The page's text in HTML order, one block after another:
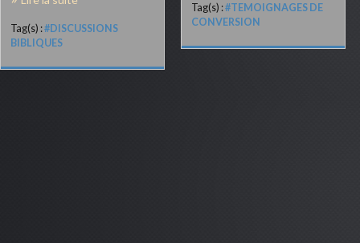
Tag(s) :#DISCUSSIONS
BIBLIQUES
Tag(s) :#TEMOIGNAGES DE
CONVERSION